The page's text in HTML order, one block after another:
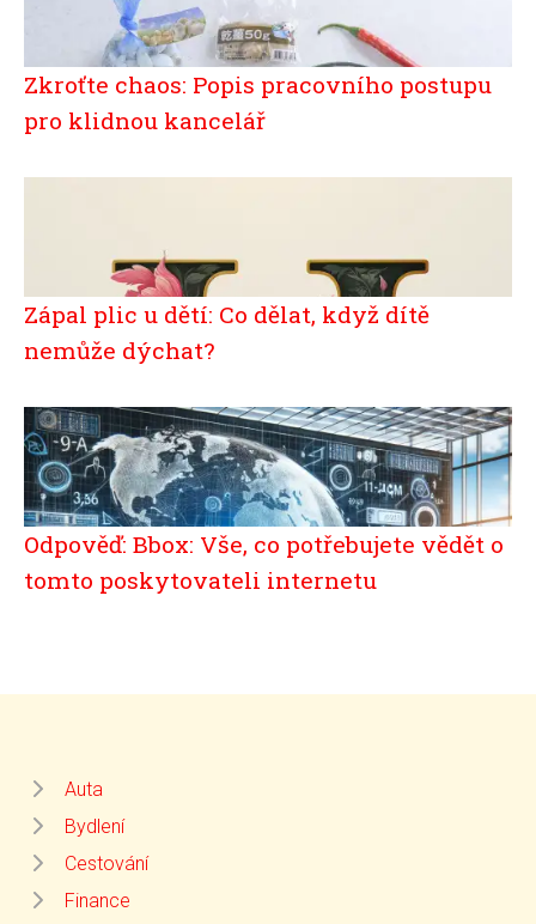
Zkroťte chaos: Popis pracovního postupu
pro klidnou kancelář
Zápal plic u dětí: Co dělat, když dítě
nemůže dýchat?
Odpověď: Bbox: Vše, co potřebujete vědět o
tomto poskytovateli internetu
Auta
Bydlení
Cestování
Finance